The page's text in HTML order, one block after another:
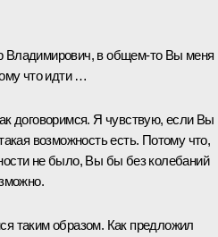
в общем‑то Вы меня
что идти …
договоримся. Я чувствую, если Вы
возможность есть. Потому что,
не было, Вы бы без колебаний
таким образом. Как предложил